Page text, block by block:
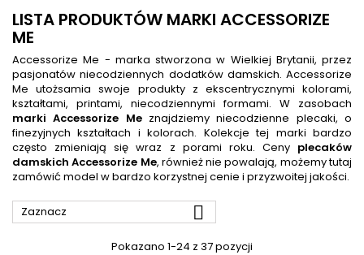
LISTA PRODUKTÓW MARKI ACCESSORIZE
ME
Accessorize Me - marka stworzona w Wielkiej Brytanii, przez
pasjonatów niecodziennych dodatków damskich. Accessorize
Me utożsamia swoje produkty z ekscentrycznymi kolorami,
kształtami, printami, niecodziennymi formami. W zasobach
marki Accessorize Meznajdziemy niecodzienne plecaki, o
finezyjnych kształtach i kolorach. Kolekcje tej marki bardzo
często zmieniają się wraz z porami roku. Ceny plecaków
damskich Accessorize Me, również nie powalają, możemy tutaj
zamówić model w bardzo korzystnej cenie i przyzwoitej jakości.
Zaznacz 
Pokazano 1-24 z 37 pozycji